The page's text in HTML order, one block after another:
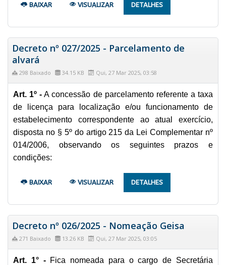
BAIXAR VISUALIZAR DETALHES
Decreto nº 027/2025 - Parcelamento de
alvará
298 Baixado 34.15 KB Qui, 27 Mar 2025, 03:58
Art. 1º - A concessão de parcelamento referente a taxa
de licença para localização e/ou funcionamento de
estabelecimento correspondente ao atual exercício,
disposta no § 5º do artigo 215 da Lei Complementar nº
014/2006, observando os seguintes prazos e
condições:
BAIXAR VISUALIZAR DETALHES
Decreto nº 026/2025 - Nomeação Geisa
271 Baixado 13.26 KB Qui, 27 Mar 2025, 03:05
Art. 1° -Fica nomeada para o cargo de Secretária